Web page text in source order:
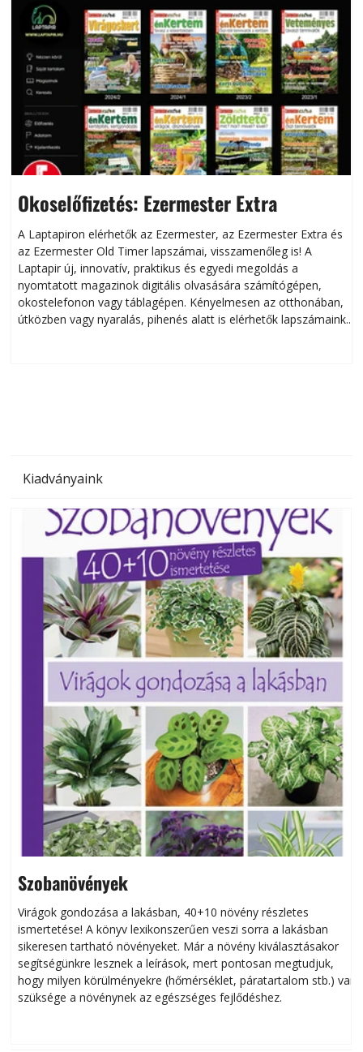
Okoselőfizetés: Ezermester Extra
A Laptapiron elérhetők az Ezermester, az Ezermester Extra és
az Ezermester Old Timer lapszámai, visszamenőleg is! A
Laptapir új, innovatív, praktikus és egyedi megoldás a
nyomtatott magazinok digitális olvasására számítógépen,
okostelefonon vagy táblagépen. Kényelmesen az otthonában,
útközben vagy nyaralás, pihenés alatt is elérhetők lapszámaink.
Kiadványaink
Szobanövények
Virágok gondozása a lakásban, 40+10 növény részletes
ismertetése! A könyv lexikonszerűen veszi sorra a lakásban
sikeresen tart­ha­tó növényeket. Már a növény kiválasztásakor
segítségünkre lesznek a leírások, mert pontosan megtudjuk,
hogy milyen körülményekre (hőmérséklet, páratartalom stb.) van
szüksége a növénynek az egészséges fejlődéshez.